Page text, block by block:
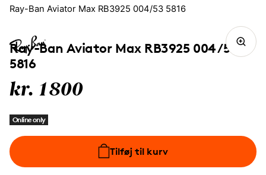
Ray-Ban Aviator Max RB3925 004/53 5816
Ray-Ban Aviator Max RB3925 004/53
5816
kr. 1800
Online only
Tilføj til kurv